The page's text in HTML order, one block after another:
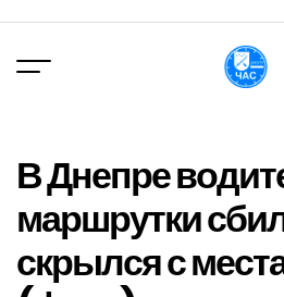
вмісту
В Днепре
маршрутки
скрылся с